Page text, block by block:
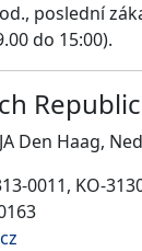
poslední
do 15:00).
Republic
Den Haag,
0011, KO-